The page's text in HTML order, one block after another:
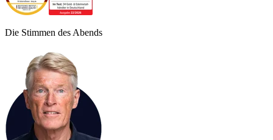
Die Stimmen des Abends